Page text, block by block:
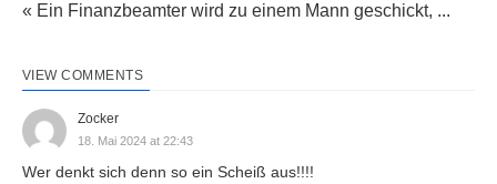
« Ein Finanzbeamter wird zu einem Mann geschickt, ...
VIEW COMMENTS
Zocker
18. Mai 2024 at 22:43
Wer denkt sich denn so ein Scheiß aus!!!!